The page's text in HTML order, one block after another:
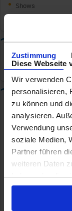
Zustimmung
Diese Webseite
Wir verwenden
personalisieren,
zu können und
analysieren.
Verwendung
soziale Medien,
Partner führen
weiteren Daten
haben oder die
gesammelt
Shows
✦
Reisepass
✦Sportangebot
Basketball
Bowlingbahn
Fitness Studio
Minigolf
Pool Außen